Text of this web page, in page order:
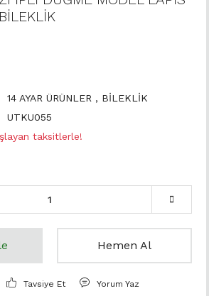
14 AYAR ÜRÜNLER , BİLEKLİK
UTKU055
taksitlerle!
Hemen Al
Tavsiye Et Yorum Yaz